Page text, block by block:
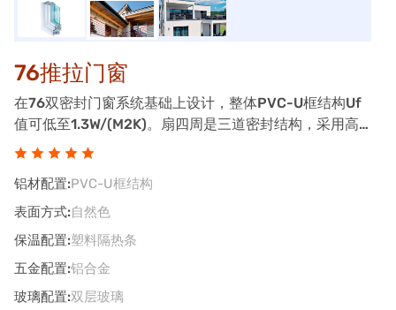
76推拉门窗
在76双密封门窗系统基础上设计，整体PVC-U框结构Uf
值可低至1.3W/(M2K)。扇四周是三道密封结构，采用高
品质EPDM胶条，实现气密水密性能。
铝材配置:PVC-U框结构
表面方式:自然色
保温配置:塑料隔热条
五金配置:铝合金
玻璃配置:双层玻璃